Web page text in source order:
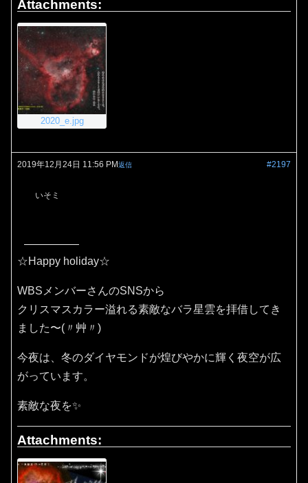
Attachments:
2020_e.jpg
2019年12月24日 11:56 PM #2197
返信
いそミ
☆Happy holiday☆
WBSメンバーさんのSNSから
クリスマスカラー溢れる素敵なバラ星雲を拝借してき
ました〜(〃艸〃)
今夜は、冬のダイヤモンドが煌びやかに輝く夜空が広
がっています。
素敵な夜を✨
Attachments: